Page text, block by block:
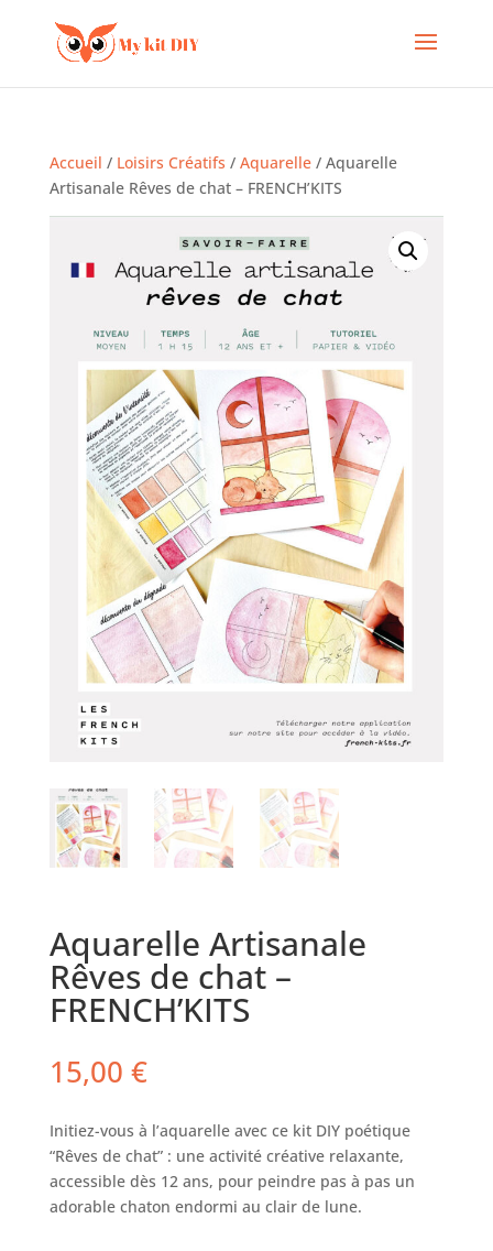
Accueil / Loisirs Créatifs / Aquarelle/ Aquarelle
Artisanale Rêves de chat – FRENCH’KITS
Aquarelle Artisanale
Rêves de chat –
FRENCH’KITS
15,00 €
Initiez-vous à l’aquarelle avec ce kit DIY poétique
“Rêves de chat” : une activité créative relaxante,
accessible dès 12 ans, pour peindre pas à pas un
adorable chaton endormi au clair de lune.